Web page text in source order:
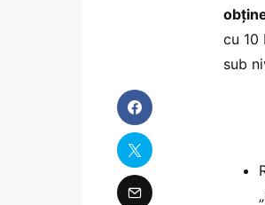
cu 10
sub